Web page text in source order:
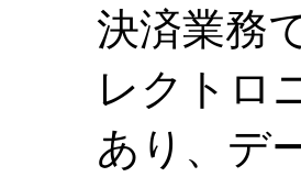
決済業務
レクトロ
あり、デ